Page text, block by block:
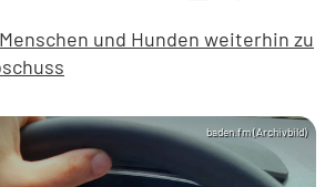
und Hunden weiterhin zu
baden.fm (Archivbild)